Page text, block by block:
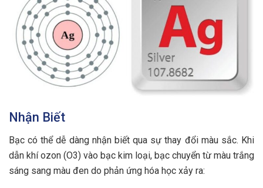
Nhận Biết
Bạc có thể dễ dàng nhận biết qua sự thay đổi màu sắc. Khi
dẫn khí ozon (O3) vào bạc kim loại, bạc chuyển từ màu trắng
sáng sang màu đen do phản ứng hóa học xảy ra: